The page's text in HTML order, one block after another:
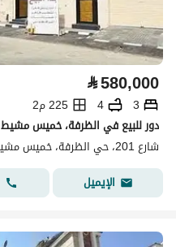
⃁580,000
3
4
225 م2
دور للبيع في الظرفة، خميس مشيط
شارع 201، حي الظرفة، خميس مشيط
الإيميل